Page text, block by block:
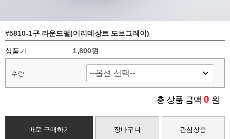
#5810-1구 라운드펄(이리데상트 도브그레이)
상품가 1,800원
수량
총 상품 금액 0 원
바로 구매하기 장바구니 관심상품